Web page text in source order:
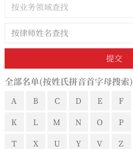
按业务领域查找
提交
全部名单(按姓氏拼音首字母搜索)
A B C D E F
K
L M N O P
T
X U Y V Z